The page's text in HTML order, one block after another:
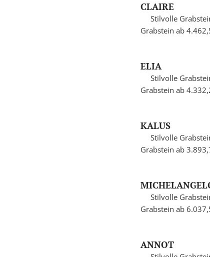
CLAIRE
Stilvolle
Grabstein ab
ELIA
Stilvolle
Grabstein ab
KALUS
Stilvolle
Grabstein ab
Stilvolle
Grabstein ab
ANNOT